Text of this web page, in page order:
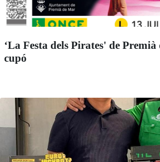
‘La Festa dels Pirates' de
cupó